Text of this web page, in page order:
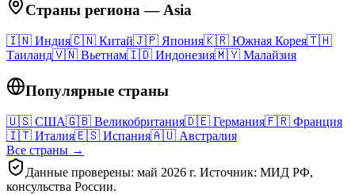
Страны региона — Asia
🇮🇳 Индия🇨🇳 Китай🇯🇵 Япония🇰🇷 Южная Корея🇹🇭
Таиланд🇻🇳 Вьетнам🇮🇩 Индонезия🇲🇾 Малайзия
Популярные страны
🇺🇸 США🇬🇧 Великобритания🇩🇪 Германия🇫🇷 Франция
🇮🇹 Италия🇪🇸 Испания🇦🇺 Австралия
Все страны →
Данные проверены: май 2026 г. Источник: МИД РФ,
консульства России.